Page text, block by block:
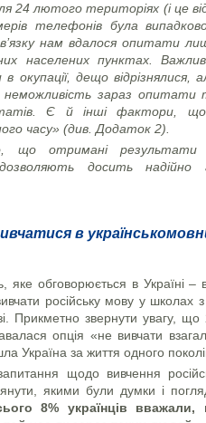
24 лютого територіях (і це
телефонів була
нам вдалося опитати
населених пунктах.
окупації, дещо відрізнялися,
неможливість зараз опитати
Є й інші фактори,
часу» (див. Додаток 2).
що отримані результати
досить надійно
в
обговорюється в Україні –
російську мову у школах
Прикметно звернути увагу, що
опція «не вивчати
Україна за життя одного
щодо вивчення
якими були думки і
8% українців вважали,